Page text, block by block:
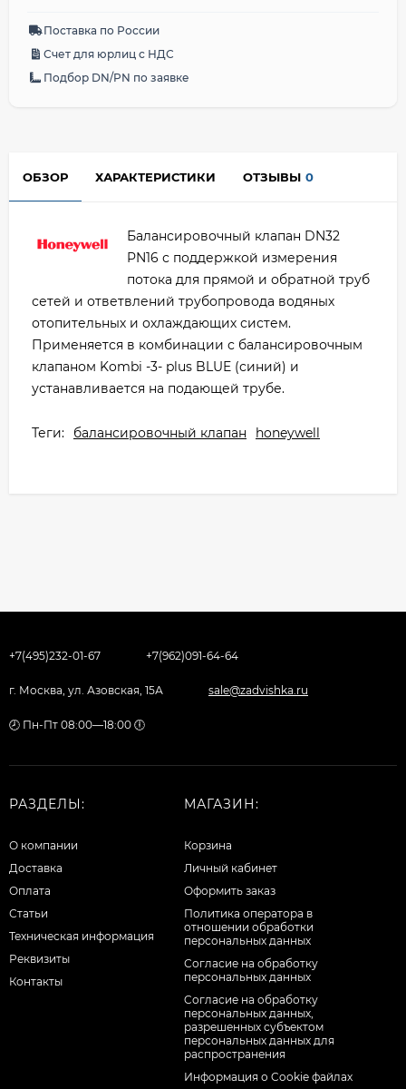
Поставка по России
Счет для юрлиц с НДС
Подбор DN/PN по заявке
ОБЗОР ХАРАКТЕРИСТИКИ ОТЗЫВЫ 0
Балансировочный клапан DN32
PN16 с поддержкой измерения
потока для прямой и обратной труб
сетей и ответвлений трубопровода водяных
отопительных и охлаждающих систем.
Применяется в комбинации с балансировочным
клапаном Kombi -3- plus BLUE (синий) и
устанавливается на подающей трубе.
Теги: балансировочный клапан honeywell
+7(495)232-01-67 +7(962)091-64-64
г. Москва, ул. Азовская, 15А sale@zadvishka.ru
🕗 Пн-Пт 08:00—18:00 🕕
РАЗДЕЛЫ:
О компании
Доставка
Оплата
Статьи
Техническая информация
Реквизиты
Контакты
МАГАЗИН:
Корзина
Личный кабинет
Оформить заказ
Политика оператора в
отношении обработки
персональных данных
Согласие на обработку
персональных данных
Cогласие на обработку
персональных данных,
разрешенных субъектом
персональных данных для
распространения
Информация о Cookie файлах